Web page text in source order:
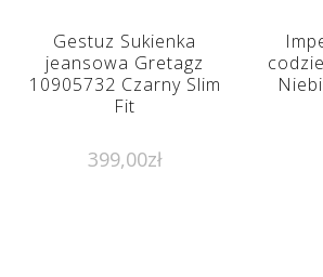
Gestuz Sukienka
jeansowa Gretagz
10905732 Czarny Slim
Fit
399,00zł